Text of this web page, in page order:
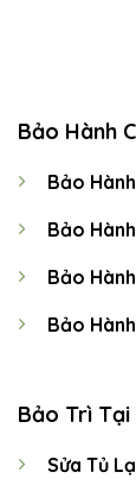
Bảo Hành
Bảo
Bảo
Bảo
Bảo
Bảo Trì Tại
Sửa Tủ